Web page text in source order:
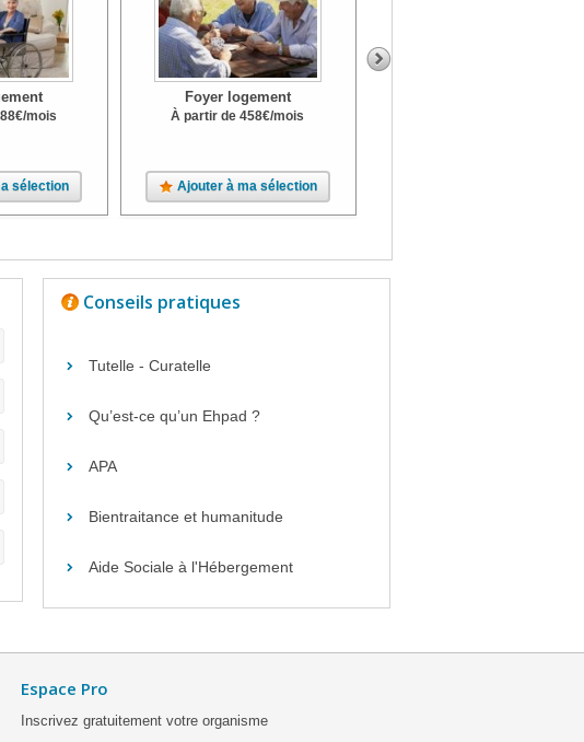
€/mois
sélection
Foyer logement
À partir de458€/mois
Ajouter à ma sélection
Conseils pratiques
Tutelle - Curatelle
Qu’est-ce qu’un Ehpad ?
APA
Bientraitance et humanitude
Aide Sociale à l'Hébergement
Espace Pro
Inscrivez gratuitement votre organisme